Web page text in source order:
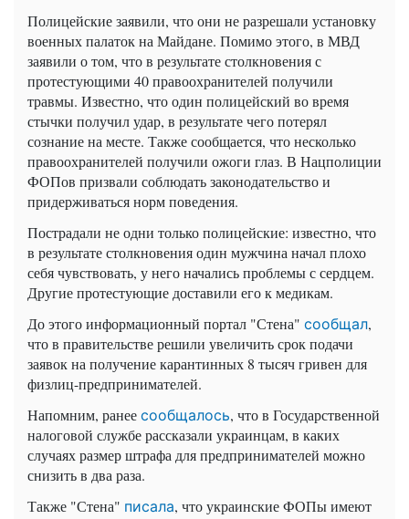
Полицейские заявили, что они не разрешали установку
военных палаток на Майдане. Помимо этого, в МВД
заявили о том, что в результате столкновения с
протестующими 40 правоохранителей получили
травмы. Известно, что один полицейский во время
стычки получил удар, в результате чего потерял
сознание на месте. Также сообщается, что несколько
правоохранителей получили ожоги глаз. В Нацполиции
ФОПов призвали соблюдать законодательство и
придерживаться норм поведения.
Пострадали не одни только полицейские: известно, что
в результате столкновения один мужчина начал плохо
себя чувствовать, у него начались проблемы с сердцем.
Другие протестующие доставили его к медикам.
До этого информационный портал "Стена" сообщал,
что в правительстве решили увеличить срок подачи
заявок на получение карантинных 8 тысяч гривен для
физлиц-предпринимателей.
Напомним, ранее сообщалось, что в Государственной
налоговой службе рассказали украинцам, в каких
случаях размер штрафа для предпринимателей можно
снизить в два раза.
Также "Стена" писала, что украинские ФОПы имеют